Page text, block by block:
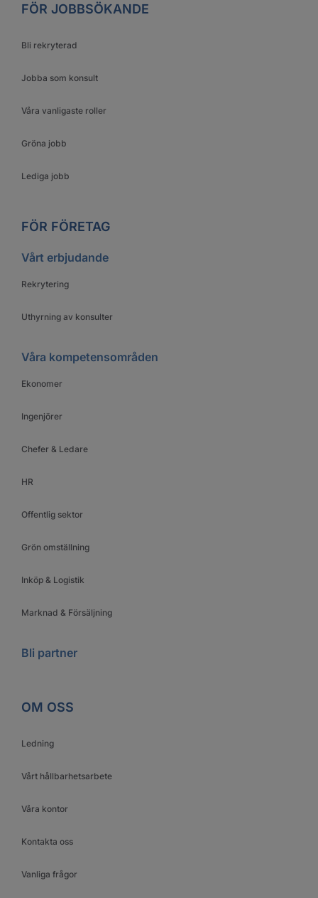
FÖR JOBBSÖKANDE
Bli rekryterad
Jobba som konsult
Våra vanligaste roller
Gröna jobb
Lediga jobb
FÖR FÖRETAG
Vårt erbjudande
Rekrytering
Uthyrning av konsulter
Våra kompetensområden
Ekonomer
Ingenjörer
Chefer & Ledare
HR
Offentlig sektor
Grön omställning
Inköp & Logistik
Marknad & Försäljning
Bli partner
OM OSS
Ledning
Vårt hållbarhetsarbete
Våra kontor
Kontakta oss
Vanliga frågor